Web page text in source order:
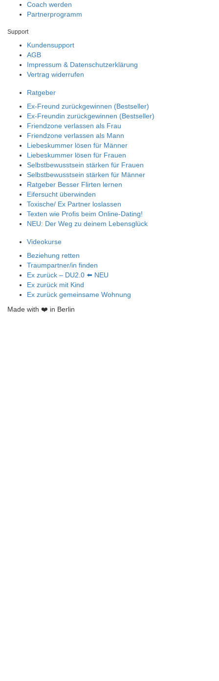
Coach werden
Partnerprogramm
Support
Kundensupport
AGB
Impressum & Datenschutzerklärung
Vertrag widerrufen
Ratgeber
Ex-Freund zurückgewinnen (Bestseller)
Ex-Freundin zurückgewinnen (Bestseller)
Friendzone verlassen als Frau
Friendzone verlassen als Mann
Liebeskummer lösen für Männer
Liebeskummer lösen für Frauen
Selbstbewusstsein stärken für Frauen
Selbstbewusstsein stärken für Männer
Ratgeber Besser Flirten lernen
Eifersucht überwinden
Toxische/ Ex Partner loslassen
Texten wie Profis beim Online-Dating!
NEU: Der Weg zu deinem Lebensglück
Videokurse
Beziehung retten
Traumpartner/in finden
Ex zurück – DU2.0 ⬅️ NEU
Ex zurück mit Kind
Ex zurück gemeinsame Wohnung
Made with ❤️ in Berlin